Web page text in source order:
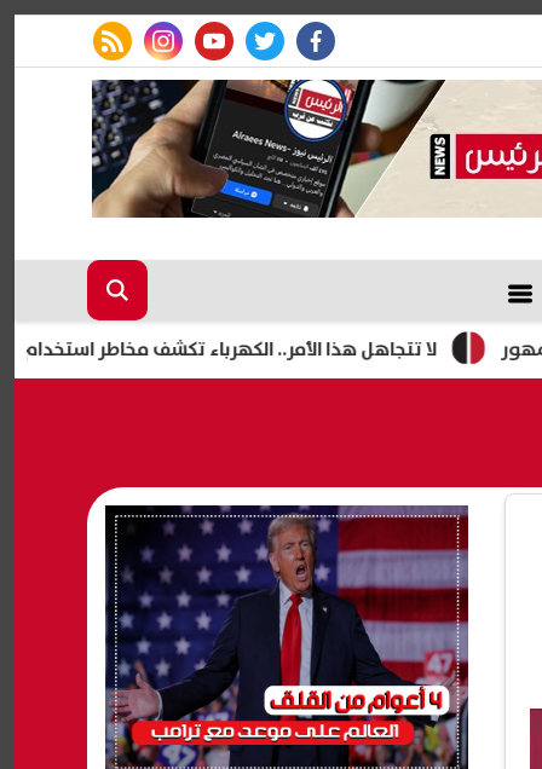
facebook
twitter
youtube
instagram
rss feed
لا تتجاهل هذا الأمر.. الكهرباء تكشف مخاطر استخدام الشواحن